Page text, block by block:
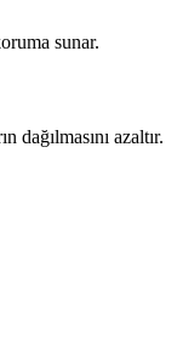
sunar.
dağılmasını azaltır.